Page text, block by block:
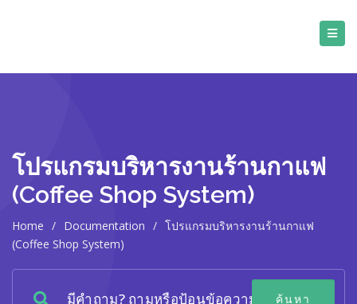
โปรแกรมบริหารงานร้านกาแฟ
(Coffee Shop System)
Home / Documentation / โปรแกรมบริหารงานร้านกาแฟ
(Coffee Shop System)